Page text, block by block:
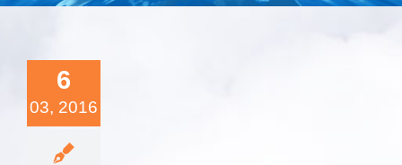
ケアサポート
精華学園高等学校・厚南校
森と海の学校
6
03, 2016